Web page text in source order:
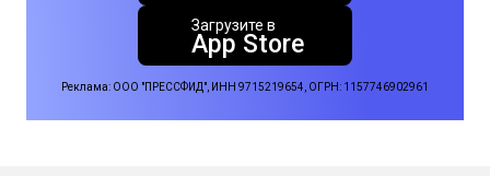
Загрузите в
App Store
Реклама: ООО "ПРЕССФИД", ИНН 9715219654, ОГРН: 1157746902961